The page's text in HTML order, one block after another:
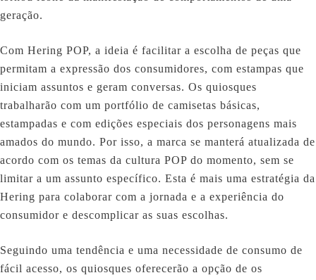
geração.
Com Hering POP, a ideia é facilitar a escolha de peças que
permitam a expressão dos consumidores, com estampas que
iniciam assuntos e geram conversas. Os quiosques
trabalharão com um portfólio de camisetas básicas,
estampadas e com edições especiais dos personagens mais
amados do mundo. Por isso, a marca se manterá atualizada de
acordo com os temas da cultura POP do momento, sem se
limitar a um assunto específico. Esta é mais uma estratégia da
Hering para colaborar com a jornada e a experiência do
consumidor e descomplicar as suas escolhas.
Seguindo uma tendência e uma necessidade de consumo de
fácil acesso, os quiosques oferecerão a opção de os